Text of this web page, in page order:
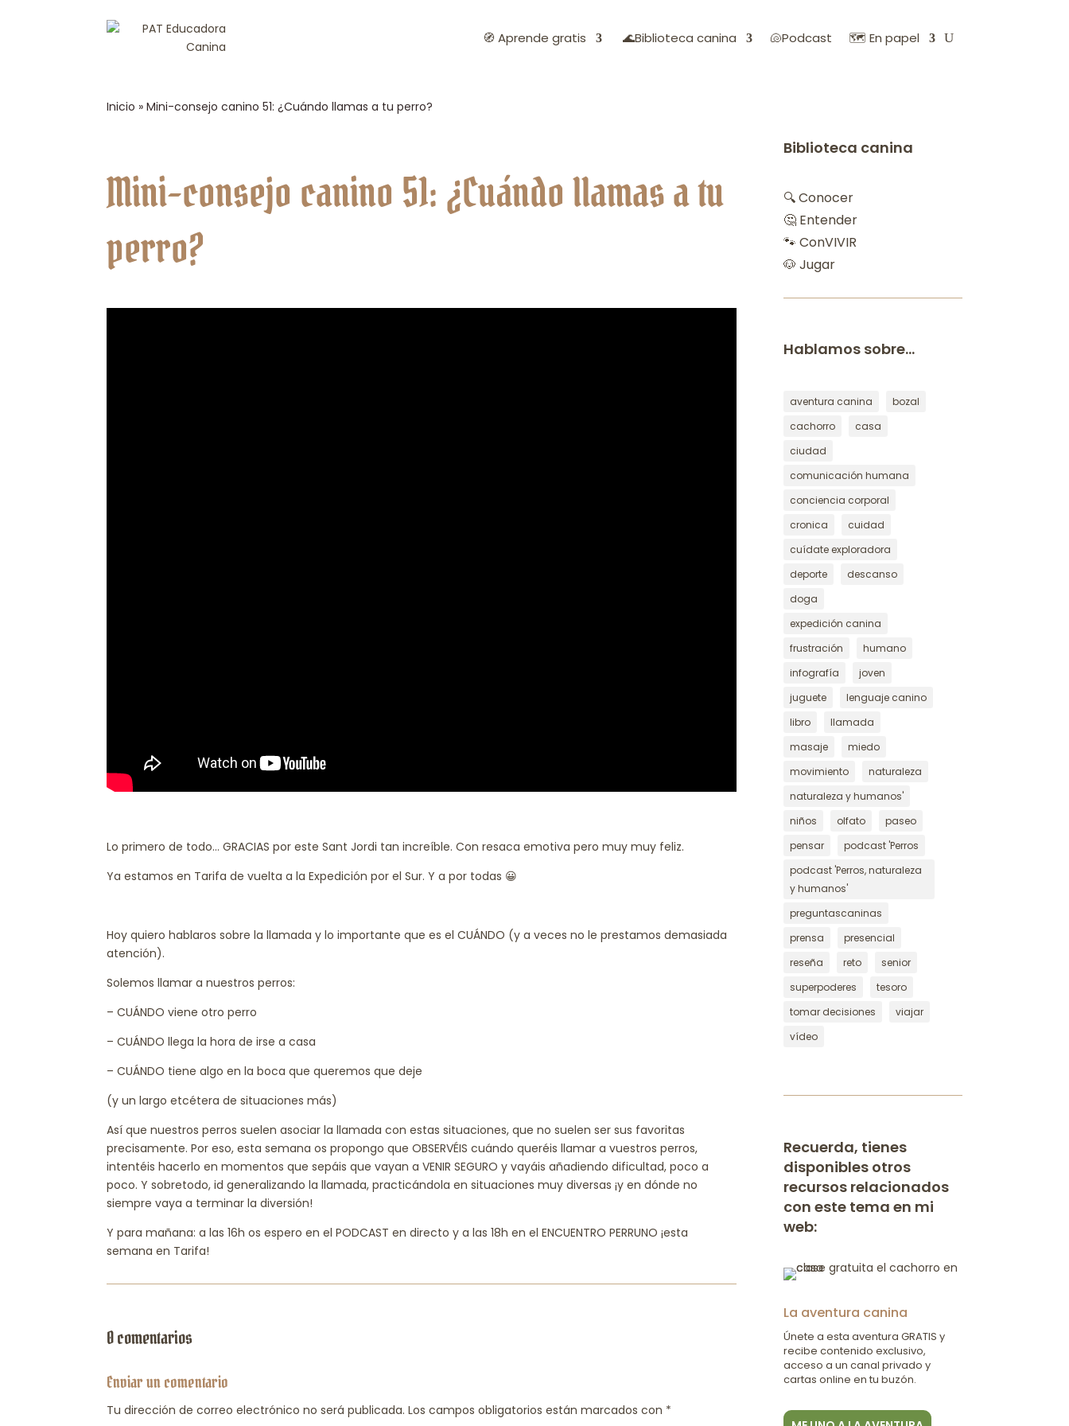
🧭 Aprende gratis 🌊Biblioteca canina 🐚Podcast 🗺️ En papel
Inicio »Mini-consejo canino 51: ¿Cuándo llamas a tu perro?
Mini-consejo canino 51: ¿Cuándo llamas a tu
perro?
Lo primero de todo… GRACIAS por este Sant Jordi tan increíble. Con resaca emotiva pero muy muy feliz.
Ya estamos en Tarifa de vuelta a la Expedición por el Sur. Y a por todas 😀
Hoy quiero hablaros sobre la llamada y lo importante que es el CUÁNDO (y a veces no le prestamos demasiada
atención).
Solemos llamar a nuestros perros:
– CUÁNDO viene otro perro
– CUÁNDO llega la hora de irse a casa
– CUÁNDO tiene algo en la boca que queremos que deje
(y un largo etcétera de situaciones más)
Así que nuestros perros suelen asociar la llamada con estas situaciones, que no suelen ser sus favoritas
precisamente. Por eso, esta semana os propongo que OBSERVÉIS cuándo queréis llamar a vuestros perros,
intentéis hacerlo en momentos que sepáis que vayan a VENIR SEGURO y vayáis añadiendo dificultad, poco a
poco. Y sobretodo, id generalizando la llamada, practicándola en situaciones muy diversas ¡y en dónde no
siempre vaya a terminar la diversión!
Y para mañana: a las 16h os espero en el PODCAST en directo y a las 18h en el ENCUENTRO PERRUNO ¡esta
semana en Tarifa!
0 comentarios
Enviar un comentario
Tu dirección de correo electrónico no será publicada. Los campos obligatorios están marcados con *
Biblioteca canina
🔍 Conocer
🤔 Entender
🐾 ConVIVIR
🐶 Jugar
Hablamos sobre…
aventura canina
bozal
cachorro
casa
ciudad
comunicación humana
conciencia corporal
cronica
cuidad
cuídate exploradora
deporte
descanso
doga
expedición canina
frustración
humano
infografía
joven
juguete
lenguaje canino
libro
llamada
masaje
miedo
movimiento
naturaleza
naturaleza y humanos'
niños
olfato
paseo
pensar
podcast 'Perros
podcast 'Perros, naturaleza
y humanos'
preguntascaninas
prensa
presencial
reseña
reto
senior
superpoderes
tesoro
tomar decisiones
viajar
vídeo
Recuerda, tienes
disponibles otros
recursos relacionados
con este tema en mi
web:
La aventura canina
Únete a esta aventura GRATIS y
recibe contenido exclusivo,
acceso a un canal privado y
cartas online en tu buzón.